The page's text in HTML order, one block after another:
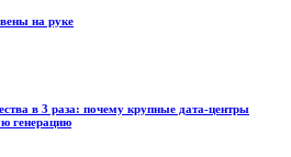
на руке
в 3 раза: почему крупные дата-центры
генерацию